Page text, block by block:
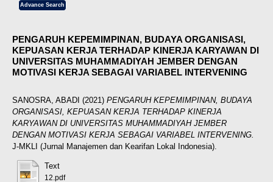
Advance Search
PENGARUH KEPEMIMPINAN, BUDAYA ORGANISASI,
KEPUASAN KERJA TERHADAP KINERJA KARYAWAN DI
UNIVERSITAS MUHAMMADIYAH JEMBER DENGAN
MOTIVASI KERJA SEBAGAI VARIABEL INTERVENING
SANOSRA, ABADI (2021) PENGARUH KEPEMIMPINAN, BUDAYA
ORGANISASI, KEPUASAN KERJA TERHADAP KINERJA
KARYAWAN DI UNIVERSITAS MUHAMMADIYAH JEMBER
DENGAN MOTIVASI KERJA SEBAGAI VARIABEL INTERVENING.
J-MKLI (Jurnal Manajemen dan Kearifan Lokal Indonesia).
Text
12.pdf